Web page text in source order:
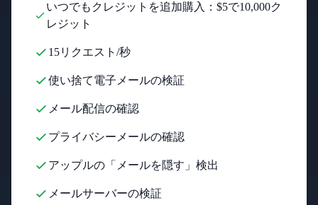
いつでもクレジットを追加購入：$5で10,000ク
レジット
15リクエスト/秒
使い捨て電子メールの検証
メール配信の確認
プライバシーメールの確認
アップルの「メールを隠す」検出
メールサーバーの検証